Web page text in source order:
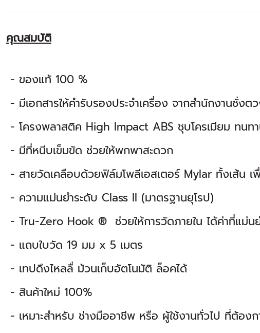
คุณสมบัติ
- ของแท้ 100 %
- มีเอกสารให้คำรับรองประจำเครื่อง จากสำนักงานชั่งต
- โครงพลาสติค High Impact ABS ชุบโครเมียม ทนท
- มีที่หนีบเข็มขัด ช่วยให้พกพาสะดวก
- สายวัดเคลือบด้วยฟิล์มโพลีเอสเตอร์ Mylar ทั้งเส้น เ
- ความแม่นยำระดับ Class II (มาตรฐานยุโรป)
- Tru-Zero Hook ® ช่วยให้การวัดภายใน ได้ค่าที่แม่น
- แถบใบวัด 19 มม x 5 เมตร
- เทปดึงไหลลื่ ม้วนเก็บอัตโนมัติ ล็อคได้
- สินค้าใหม่ 100%
- เหมาะสำหรับ ช่างมืออาชีพ หรือ ผู้ใช้งานทั่วไป ที่ต้อ